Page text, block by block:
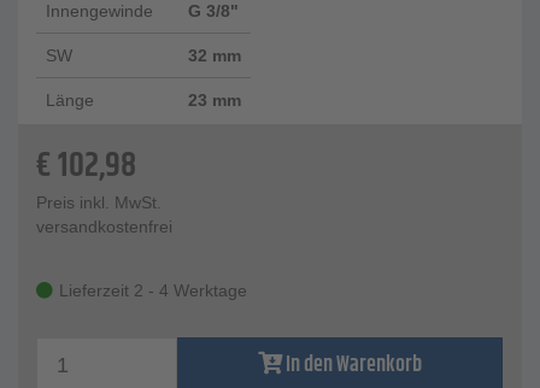
Innengewinde G 3/8"
SW 32 mm
Länge 23 mm
€102,98
Preis inkl. MwSt.
versandkostenfrei
Lieferzeit 2 - 4 Werktage
In den Warenkorb